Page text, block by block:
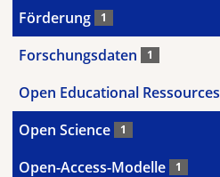
Förderung 1
Forschungsdaten 1
Open Educational Ressources
Open Science 1
Open-Access-Modelle 1